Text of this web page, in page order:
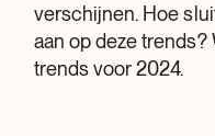
verschijnen. Hoe
aan op deze trends?
trends voor 2024.